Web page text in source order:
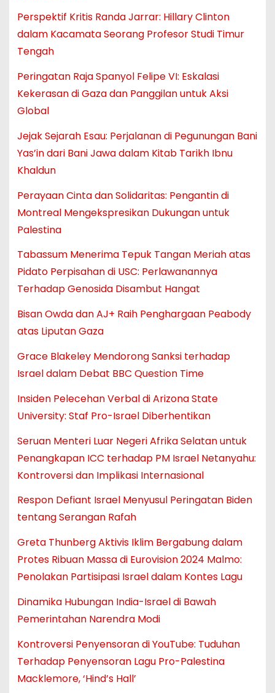
Perspektif Kritis Randa Jarrar: Hillary Clinton
dalam Kacamata Seorang Profesor Studi Timur
Tengah
Peringatan Raja Spanyol Felipe VI: Eskalasi
Kekerasan di Gaza dan Panggilan untuk Aksi
Global
Jejak Sejarah Esau: Perjalanan di Pegunungan Bani
Yas’in dari Bani Jawa dalam Kitab Tarikh Ibnu
Khaldun
Perayaan Cinta dan Solidaritas: Pengantin di
Montreal Mengekspresikan Dukungan untuk
Palestina
Tabassum Menerima Tepuk Tangan Meriah atas
Pidato Perpisahan di USC: Perlawanannya
Terhadap Genosida Disambut Hangat
Bisan Owda dan AJ+ Raih Penghargaan Peabody
atas Liputan Gaza
Grace Blakeley Mendorong Sanksi terhadap
Israel dalam Debat BBC Question Time
Insiden Pelecehan Verbal di Arizona State
University: Staf Pro-Israel Diberhentikan
Seruan Menteri Luar Negeri Afrika Selatan untuk
Penangkapan ICC terhadap PM Israel Netanyahu:
Kontroversi dan Implikasi Internasional
Respon Defiant Israel Menyusul Peringatan Biden
tentang Serangan Rafah
Greta Thunberg Aktivis Iklim Bergabung dalam
Protes Ribuan Massa di Eurovision 2024 Malmo:
Penolakan Partisipasi Israel dalam Kontes Lagu
Dinamika Hubungan India-Israel di Bawah
Pemerintahan Narendra Modi
Kontroversi Penyensoran di YouTube: Tuduhan
Terhadap Penyensoran Lagu Pro-Palestina
Macklemore, ‘Hind’s Hall’